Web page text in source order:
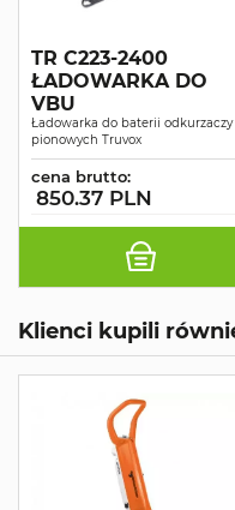
TR C223-2400
ŁADOWARKA DO
VBU
Ładowarka do baterii odkurzaczy
pionowych Truvox
cena brutto:
850.37 PLN
Klienci kupili